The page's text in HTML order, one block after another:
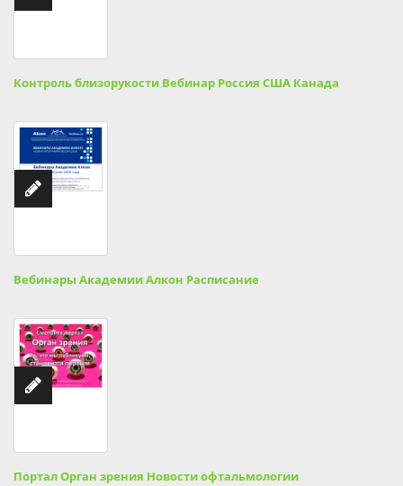
Контроль близорукости Вебинар Россия США Канада
Вебинары Академии Алкон Расписание
Портал Орган зрения Новости офтальмологии